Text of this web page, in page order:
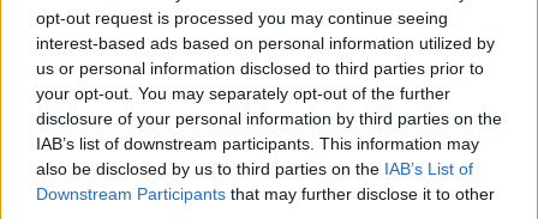
opt-out request is processed you may continue seeing
interest-based ads based on personal information utilized by
us or personal information disclosed to third parties prior to
your opt-out. You may separately opt-out of the further
disclosure of your personal information by third parties on the
IAB’s list of downstream participants. This information may
also be disclosed by us to third parties on the IAB’s List of
Downstream Participants that may further disclose it to other
raffreddamento
Trascorsa un’ora, l’impasto sarà pronto per essere
lavorato. Preleva piccole porzioni di impasto e
forma delle palline, poi appiattiscile leggermente
per dare loro la tipica forma di biscotto. Cerca di
mantenerle spesse circa un centimetro, così da